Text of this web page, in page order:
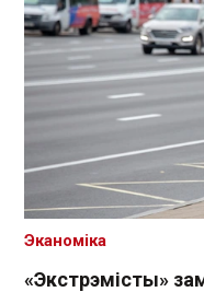
«Экстрэмісты»
Эканоміка